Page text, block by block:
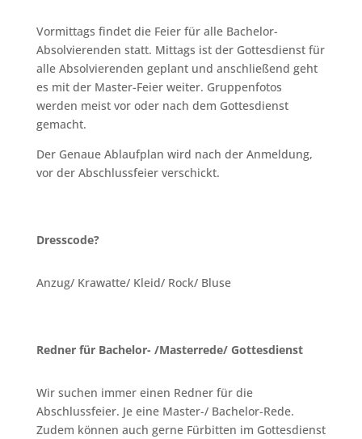
Vormittags findet die Feier für alle Bachelor-
Absolvierenden statt. Mittags ist der Gottesdienst für
alle Absolvierenden geplant und anschließend geht
es mit der Master-Feier weiter. Gruppenfotos
werden meist vor oder nach dem Gottesdienst
gemacht.
Der Genaue Ablaufplan wird nach der Anmeldung,
vor der Abschlussfeier verschickt.
Dresscode?
Anzug/ Krawatte/ Kleid/ Rock/ Bluse
Redner für Bachelor- /Masterrede/ Gottesdienst
Wir suchen immer einen Redner für die
Abschlussfeier. Je eine Master-/ Bachelor-Rede.
Zudem können auch gerne Fürbitten im Gottesdienst